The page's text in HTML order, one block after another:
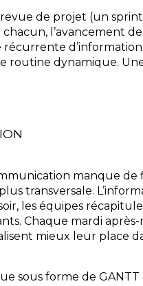
de projet (un
l’avancement
récurrente
routine dynamique.
manque de
transversale.
les équipes
Chaque mardi
mieux leur place
sous forme de